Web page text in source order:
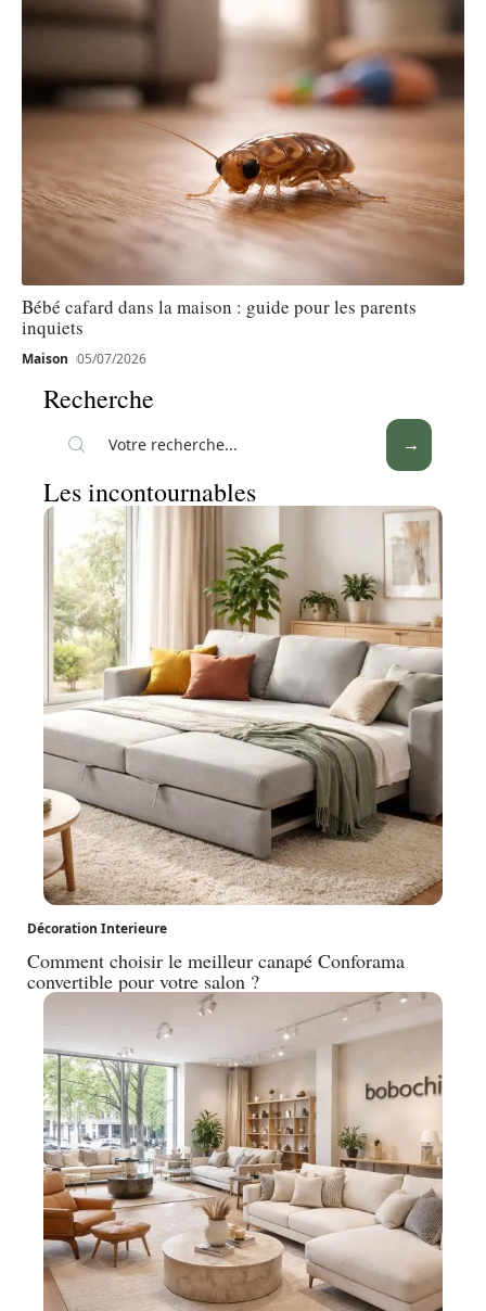
Bébé cafard dans la maison : guide pour les parents
inquiets
Maison 05/07/2026
Recherche
Les incontournables
Décoration Interieure
Comment choisir le meilleur canapé Conforama
convertible pour votre salon ?